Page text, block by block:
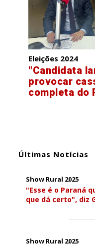
Eleições 2024
"Candidata
provocar
completa do
Últimas Notícias
Show Rural 2025
"Esse é o Paraná
que dá certo", diz
Show Rural 2025